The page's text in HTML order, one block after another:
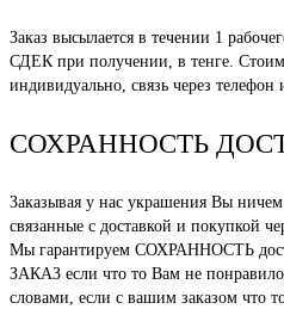
Заказ высылается в течении 1
СДЕК при получении, в тенге.
индивидуально, связь через телефон
СОХРАННОСТЬ
Заказывая у нас украшения Вы
связанные с доставкой и покупкой
Мы гарантируем СОХРАННОСТЬ
ЗАКАЗ если что то Вам не
словами, если с вашим заказом что